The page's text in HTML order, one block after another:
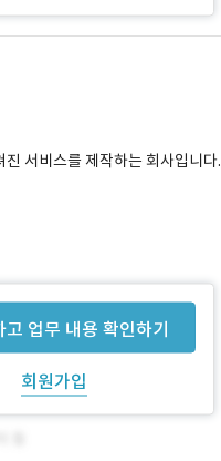
고 업무 내용 확인하기
회원가입
서비스를 제작하는 회사입니다.